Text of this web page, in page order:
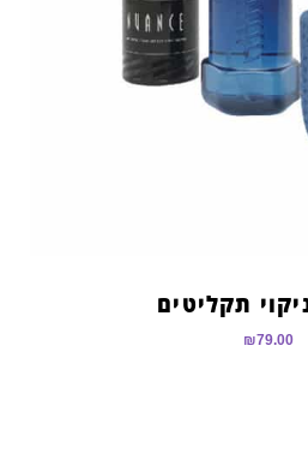
תקליטים
₪79.00